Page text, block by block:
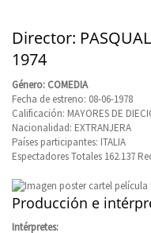
Director:
1974
Género: COMEDIA
Fecha de estreno: 08-06-1978
Calificación: MAYORES DE
Nacionalidad: EXTRANJERA
Países participantes: ITALIA
Espectadores Totales 162.137
Producción e
Intérpretes: